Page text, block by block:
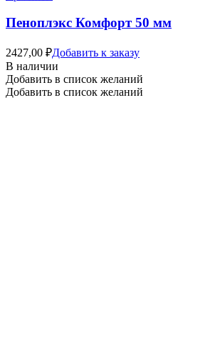
Пеноплэкс Комфорт 50 мм
2427,00 ₽Добавить к заказу
В наличии
Добавить в список желаний
Добавить в список желаний